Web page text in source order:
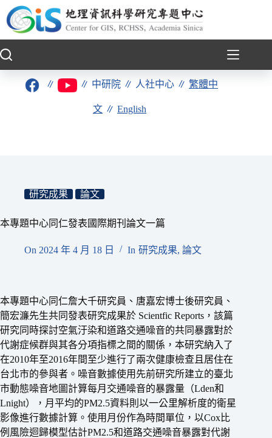
至
要
∥ ∥ 中研院 ∥ 人社中心 ∥繁體中
文 ∥English
研究成果 論文
本專題中心同仁發表國際期刊論文一篇
On 2024 年 4 月 18 日 In 研究成果, 論文
本專題中心同仁詹大千研究員、唐嘉宏博士後研究員、
簡宏濂先生共同發表研究成果於 Scientfic Reports，該篇
研究同時探討空氣汙染和道路交通噪音的共同暴露對於
代謝症候群與其各分項指標之間的關係，本研究納入了
在2010年至2016年間至少進行了兩次健康檢查且居住在
台北市的參與者。噪音數據使用先前研究所建立的臺北
市動態噪音地圖計算每月交通噪音的暴露量（Lden和
Lnight），月平均的PM2.5資料則以一公里解析度的衛星
影像進行數據計算。使用月份作為時間單位，以Cox比
例風險迴歸模型估計PM2.5和道路交通噪音暴露對代謝